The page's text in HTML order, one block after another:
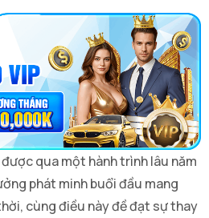
qua một hành trình lâu năm
phát minh buổi đầu mang
cùng điều này đề đạt sự thay